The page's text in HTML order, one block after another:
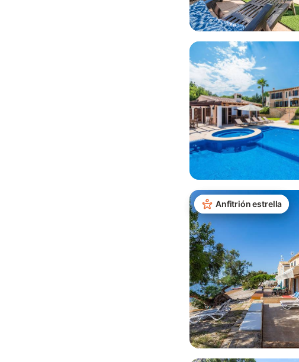
Anfitrión estrella